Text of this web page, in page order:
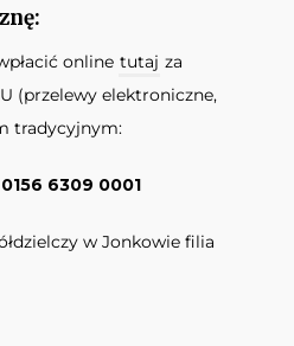
online tutaj za
(przelewy elektroniczne,
tradycyjnym:
6309 0001
w Jonkowie filia